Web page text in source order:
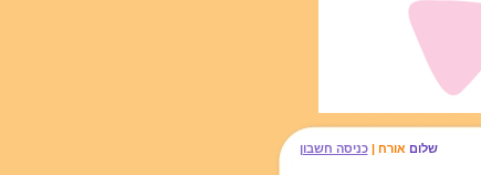
שלום אורח |כניסה חשבון